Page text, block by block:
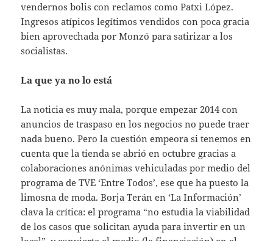
vendernos bolis con reclamos como Patxi López.
Ingresos atípicos legítimos vendidos con poca gracia
bien aprovechada por Monzó para satirizar a los
socialistas.
La que ya no lo está
La noticia es muy mala, porque empezar 2014 con
anuncios de traspaso en los negocios no puede traer
nada bueno. Pero la cuestión empeora si tenemos en
cuenta que la tienda se abrió en octubre gracias a
colaboraciones anónimas vehiculadas por medio del
programa de TVE ‘Entre Todos’, ese que ha puesto la
limosna de moda. Borja Terán en ‘La Información’
clava la crítica: el programa “no estudia la viabilidad
de los casos que solicitan ayuda para invertir en un